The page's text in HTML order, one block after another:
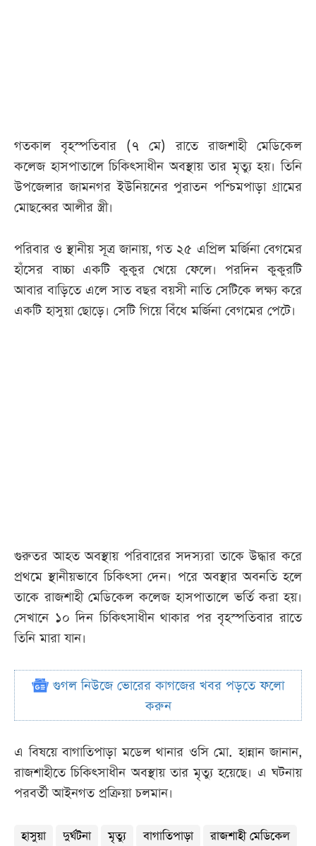
গতকাল বৃহস্পতিবার (৭ মে) রাতে রাজশাহী মেডিকেল
কলেজ হাসপাতালে চিকিৎসাধীন অবস্থায় তার মৃত্যু হয়। তিনি
উপজেলার জামনগর ইউনিয়নের পুরাতন পশ্চিমপাড়া গ্রামের
মোছব্বের আলীর স্ত্রী।
পরিবার ও স্থানীয় সূত্র জানায়, গত ২৫ এপ্রিল মর্জিনা বেগমের
হাঁসের বাচ্চা একটি কুকুর খেয়ে ফেলে। পরদিন কুকুরটি
আবার বাড়িতে এলে সাত বছর বয়সী নাতি সেটিকে লক্ষ্য করে
একটি হাসুয়া ছোড়ে। সেটি গিয়ে বিঁধে মর্জিনা বেগমের পেটে।
গুরুতর আহত অবস্থায় পরিবারের সদস্যরা তাকে উদ্ধার করে
প্রথমে স্থানীয়ভাবে চিকিৎসা দেন। পরে অবস্থার অবনতি হলে
তাকে রাজশাহী মেডিকেল কলেজ হাসপাতালে ভর্তি করা হয়।
সেখানে ১০ দিন চিকিৎসাধীন থাকার পর বৃহস্পতিবার রাতে
তিনি মারা যান।
গুগল নিউজে ভোরের কাগজের খবর পড়তে ফলো
করুন
এ বিষয়ে বাগাতিপাড়া মডেল থানার ওসি মো. হান্নান জানান,
রাজশাহীতে চিকিৎসাধীন অবস্থায় তার মৃত্যু হয়েছে। এ ঘটনায়
পরবর্তী আইনগত প্রক্রিয়া চলমান।
হাসুয়া দুর্ঘটনা মৃত্যু বাগাতিপাড়া রাজশাহী মেডিকেল